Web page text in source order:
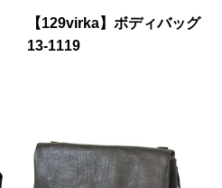
【129virka】ボディバッグ
13-1119